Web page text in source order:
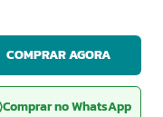
COMPRAR AGORA
Comprar no WhatsApp